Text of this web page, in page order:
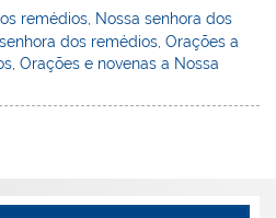
ai
l
h
o
l
t
ar
e
remédios Nossa senhora dos
dos remédios ,Orações a
,Orações e novenas a Nossa